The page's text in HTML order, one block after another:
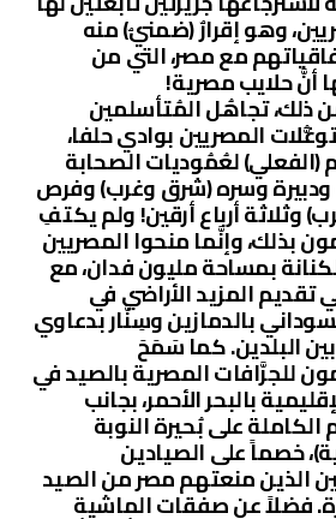
وهو إقرارٌ (ضمنيٌ) منه
مع مصر، التي من
أنَّ حلايب مصرية!
ذلك، تجاهُل المُتأسلمين
المصريين بوادي حلفا،
(الفعلي) لعُمُوديات الصحابة
وسره (شرق وغرب) وفرص
وثلاثة أرباع أرقين! ولم يكتفِ
بذلك، وإنَّما منحوا المصريين
بمساحة مليون فدان، مع
تقديم المزيد الأراضي في
بالدمازين وسِنَّار بدعاوي
البلدين. كما سَمَحَ
للجرَّافات المصرية بالصيد في
بالبحر الأحمر، بجانب
على بُحيرة النوبة
خصماً على الصيادين
الذين منعتهم مصر من الصيد
فضلاً عن صفقات الماشية